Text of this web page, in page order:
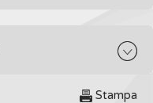
Stampa